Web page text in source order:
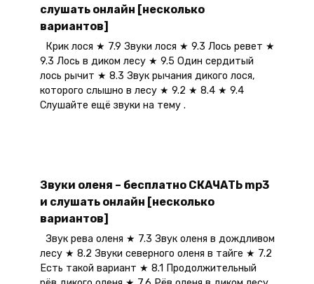
слушать онлайн [несколько
вариантов]
Крик лося ★ 7.9 Звуки лося ★ 9.3 Лось ревет ★
9.3 Лось в диком лесу ★ 9.5 Один сердитый
лось рычит ★ 8.3 Звук рычания дикого лося,
которого слышно в лесу ★ 9.2 ★ 8.4 ★ 9.4
Слушайте ещё звуки на тему .
Звуки оленя – бесплатно СКАЧАТЬ mp3
и слушать онлайн [несколько
вариантов]
Звук рева оленя ★ 7.3 Звук оленя в дождливом
лесу ★ 8.2 Звуки северного оленя в тайге ★ 7.2
Есть такой вариант ★ 8.1 Продолжительный